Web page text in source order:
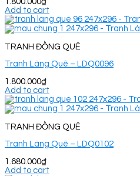
Add to cart
TRANH ĐỒNG QUÊ
Tranh Làng Quê – LDQ0096
1.800.000₫
Add to cart
TRANH ĐỒNG QUÊ
Tranh Làng Quê – LDQ0102
1.680.000₫
Add to cart